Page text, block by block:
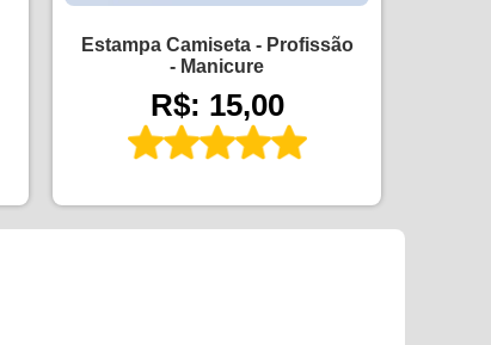
Estampa Camiseta - Profissão
- Manicure
R$: 15,00